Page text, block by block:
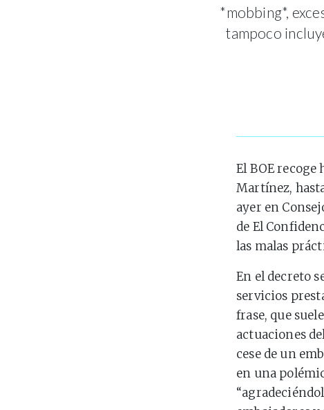
*mobbing*,
tampoco
El BOE recoge
Martínez,
ayer en
de El
las malas
En el decreto
servicios
frase, que
actuaciones
cese de un
en una